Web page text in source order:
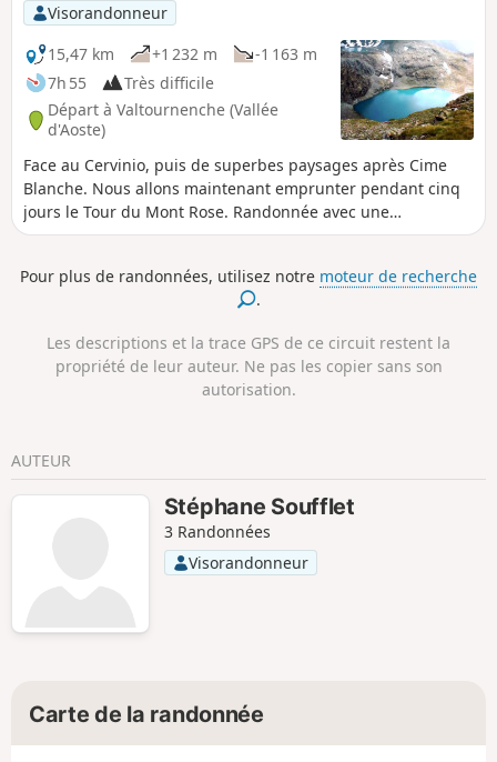
Visorandonneur
15,47 km
+1 232 m
-1 163 m
7h 55
Très difficile
Départ à Valtournenche (Vallée
d'Aoste)
Face au Cervinio, puis de superbes paysages après Cime
Blanche. Nous allons maintenant emprunter pendant cinq
jours le Tour du Mont Rose. Randonnée avec une
description succincte, à suivre avec l'application Visorando.
Pour plus de randonnées, utilisez notre moteur de recherche
.
Les descriptions et la trace GPS de ce circuit restent la
propriété de leur auteur. Ne pas les copier sans son
autorisation.
AUTEUR
Stéphane Soufflet
3 Randonnées
Visorandonneur
Carte de la randonnée